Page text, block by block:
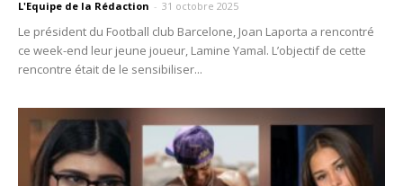
L'Equipe de la Rédaction - 31 octobre 2025
Le président du Football club Barcelone, Joan Laporta a rencontré
ce week-end leur jeune joueur, Lamine Yamal. L’objectif de cette
rencontre était de le sensibiliser...